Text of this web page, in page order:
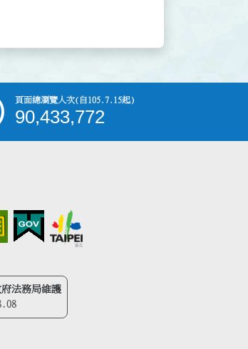
頁面總瀏覽人次(自105.7.15起)
90,433,772
法務局維護